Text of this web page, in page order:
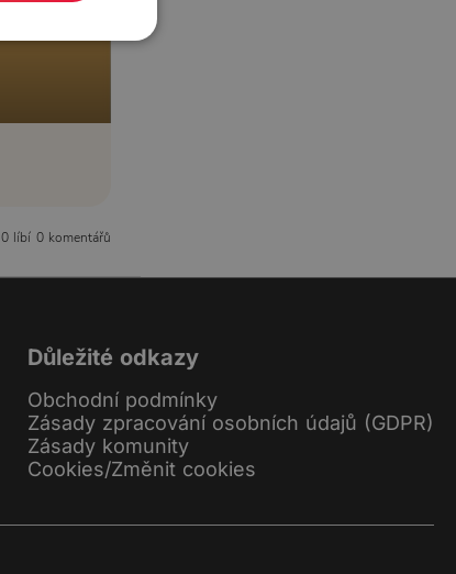
0 líbí 0 komentářů
Důležité odkazy
Obchodní podmínky
Zásady zpracování osobních údajů (GDPR)
Zásady komunity
Cookies/Změnit cookies